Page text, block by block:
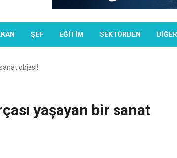
ŞEF EĞİTİM SEKTÖRDEN DIĞER
objesi!
yaşayan bir sanat